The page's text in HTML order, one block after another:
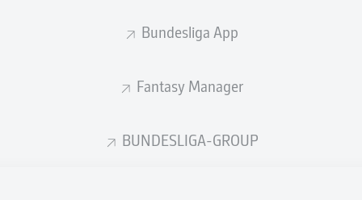
Bundesliga App
Fantasy Manager
BUNDESLIGA-GROUP